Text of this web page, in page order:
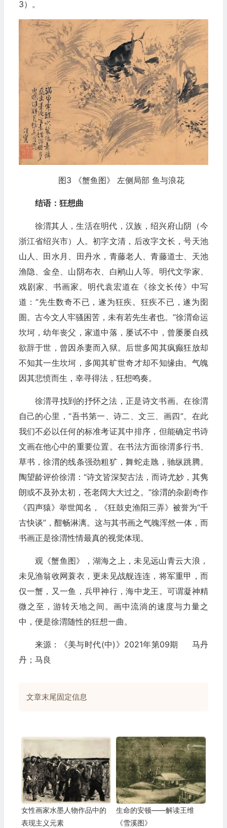
3）。
图3 《蟹鱼图》 左侧局部 鱼与浪花
结语：狂想曲
徐渭其人，生活在明代，汉族，绍兴府山阴（今
浙江省绍兴市）人。初字文清，后改字文长，号天池
山人、田水月、田丹水，青藤老人、青藤道士、天池
渔隐、金垒、山阴布衣、白鹇山人等。明代文学家、
戏剧家、书画家。明代袁宏道在《徐文长传》中写
道：“先生数奇不已，遂为狂疾。狂疾不已，遂为囹
圄。古今文人牢骚困苦，未有若先生者也。”徐渭命运
坎坷，幼年丧父，家道中落，屡试不中，曾屡屡自残
欲辞于世，曾因杀妻而入狱。后世多闻其疯癫狂放却
不知其一生坎坷，多闻其旷世奇才却不知缘由。气魄
因其悲愤而生，幸寻得法，狂想鸣奏。
徐渭寻找到的抒怀之法，正是诗文书画。在徐渭
自己的心里，“吾书第一、诗二、文三、画四”。在此
我们不必以任何的标准考证其中排序，但能确定书诗
文画在他心中的重要位置。在书法方面徐渭多行书、
草书，徐渭的线条强劲粗犷，舞蛇走虺，驰纵跳腾。
陶望龄评价徐渭：“诗文皆深契古法，而诗尤妙，其隽
朗或不及孙太初，苍老阔大大过之。”徐渭的杂剧奇作
《四声猿》举世闻名，《狂鼓史渔阳三弄》被誉为“千
古快谈”，酣畅淋漓。这与其书画之气魄浑然一体，而
书画正是徐渭性情最真的视觉体现。
观《蟹鱼图》，湖海之上，未见远山青云大浪，
未见渔翁收网蓑衣，更未见战舰连连，将军重甲，而
仅一蟹，又一鱼，兵甲神行，海中龙王。可谓凝神精
微之至，游转天地之间。画中流淌的速度与力量之
中，便是徐渭随性的狂想一曲。
来源：《美与时代(中)》2021年第09期 马丹
丹；马良
文章末尾固定信息
女性画家水墨人物作品中的
表现主义元素
生命的安顿——解读王维
《雪溪图》